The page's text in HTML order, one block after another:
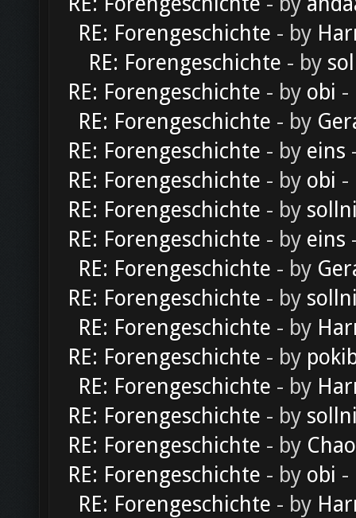
RE: Forengeschichte - by
RE: Forengeschichte - by
RE: Forengeschichte - by obi -
RE: Forengeschichte - by
RE: Forengeschichte - by eins
RE: Forengeschichte - by obi -
RE: Forengeschichte - by
RE: Forengeschichte - by eins
RE: Forengeschichte - by
RE: Forengeschichte - by
RE: Forengeschichte - by
RE: Forengeschichte - by
RE: Forengeschichte - by
RE: Forengeschichte - by
RE: Forengeschichte - by
RE: Forengeschichte - by obi -
RE: Forengeschichte - by